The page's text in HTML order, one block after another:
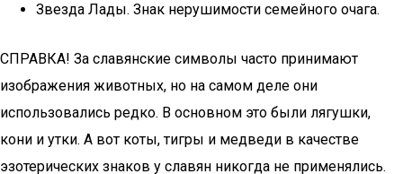
Звезда Лады. Знак нерушимости семейного очага.
СПРАВКА! За славянские символы часто принимают
изображения животных, но на самом деле они
использовались редко. В основном это были лягушки,
кони и утки. А вот коты, тигры и медведи в качестве
эзотерических знаков у славян никогда не применялись.